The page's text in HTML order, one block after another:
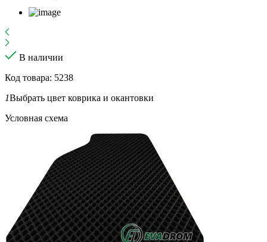
В наличии
Код товара: 5238
1Выбрать цвет коврика и окантовки
Условная схема